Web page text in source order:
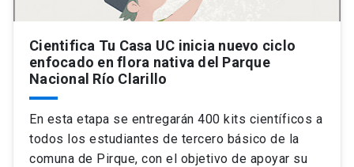
Cientifica Tu Casa UC inicia nuevo ciclo
enfocado en flora nativa del Parque
Nacional Río Clarillo
En esta etapa se entregarán 400 kits científicos a
todos los estudiantes de tercero básico de la
comuna de Pirque, con el objetivo de apoyar su